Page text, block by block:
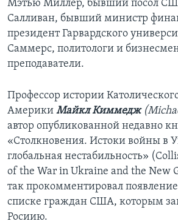
Мэтью Миллер, бывший посол
Салливан, бывший министр
президент Гарвардского
Саммерс, политологи и
преподаватели.
Профессор истории
Америки Майкл Киммедж
автор опубликованной недавно
«Столкновения. Истоки войны в
глобальная нестабильность»
of the War in Ukraine and the New
так прокомментировал
списке граждан США, которым
Росиию.